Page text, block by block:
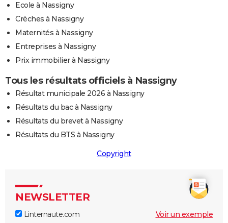
Ecole à Nassigny
Crèches à Nassigny
Maternités à Nassigny
Entreprises à Nassigny
Prix immobilier à Nassigny
Tous les résultats officiels à Nassigny
Résultat municipale 2026 à Nassigny
Résultats du bac à Nassigny
Résultats du brevet à Nassigny
Résultats du BTS à Nassigny
Copyright
NEWSLETTER
Linternaute.com Voir un exemple